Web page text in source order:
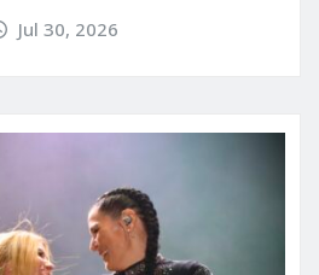
Jul 30, 2026